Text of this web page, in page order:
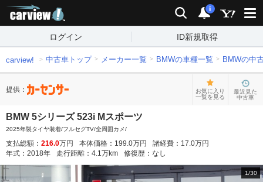
検索 通知
i
ログイン ID新規取得
carview! 中古車トップ メーカー一覧 BMWの車種一覧 BMWの中
提供：
お気に入り
一覧を見る
最近見た
中古車
BMW 5シリーズ 523i Mスポーツ
2025年製タイヤ装着/フルセグTV/全周囲カメ/
支払総額： 216.0万円 本体価格： 199.0万円 諸経費： 17.0万円
年式： 2018年 走行距離： 4.1万km 修復歴： なし
1/30